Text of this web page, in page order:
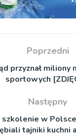
Poprzedni
przyznał
sportowych
Następny
w
tajniki kuchni